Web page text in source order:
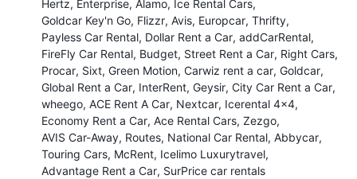
Hertz Enterprise Alamo Ice Rental Cars
Goldcar Key'n Go Flizzr Avis Europcar Thrifty
Payless Car Rental Dollar Rent a Car addCarRental
FireFly Car Rental Budget Street Rent a Car Right Cars
Procar Sixt Green Motion Carwiz rent a car Goldcar
Global Rent a Car InterRent Geysir City Car Rent a Car
wheego ACE Rent A Car Nextcar Icerental 4x4
Economy Rent a Car Ace Rental Cars Zezgo
AVIS Car-Away Routes National Car Rental Abbycar
Touring Cars McRent Icelimo Luxurytravel
Advantage Rent a Car SurPrice car rentals